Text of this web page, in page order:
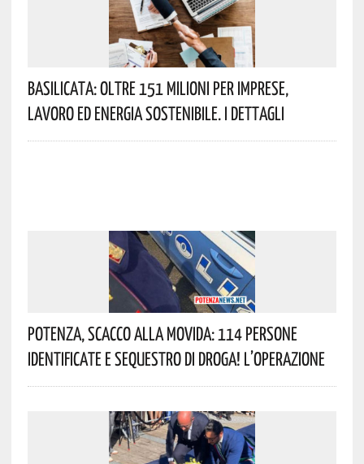
Basilicata: Oltre 151 Milioni Per Imprese,
Lavoro Ed Energia Sostenibile. I Dettagli
Potenza, Scacco Alla Movida: 114 Persone
Identificate E Sequestro Di Droga! L’operazione